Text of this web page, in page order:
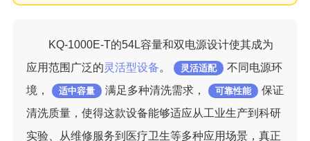
KQ-1000E-T的54L容量和双电源设计使其成为
应用范围广泛的灵活型设备。 灵活适配
不同电源环
境，
适中容量 满足多种清洗需求， 可靠性能
保证
清洗质量，使得这款设备能够适应从工业生产到科研
实验、从维修服务到医疗卫生等多种应用场景，真正